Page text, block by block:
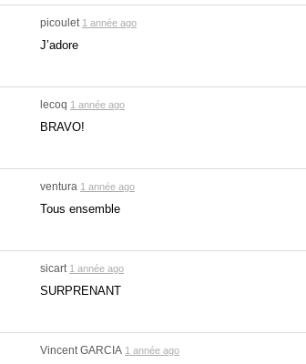
picoulet 1 année ago
J’adore
lecoq 1 année ago
BRAVO!
ventura 1 année ago
Tous ensemble
sicart 1 année ago
SURPRENANT
Vincent GARCIA 1 année ago